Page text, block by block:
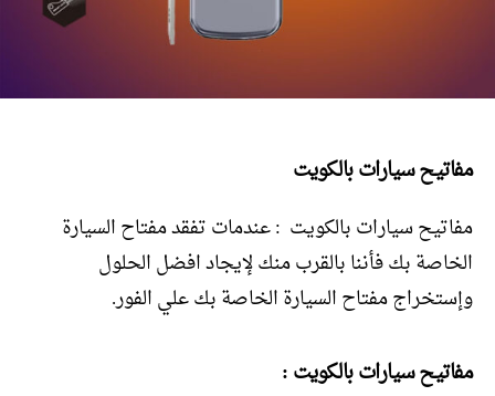
مفاتيح سيارات بالكويت
مفاتيح سيارات بالكويت : عندمات تفقد مفتاح السيارة
الخاصة بك فأننا بالقرب منك لإيجاد افضل الحلول
وإستخراج مفتاح السيارة الخاصة بك علي الفور.
مفاتيح سيارات بالكويت :